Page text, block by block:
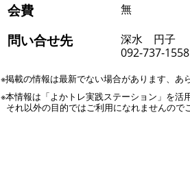
会費 無
問い合せ先
深水 円子
092-737-1558
※掲載の情報は最新でない場合があります、あ
※本情報は「よかトレ実践ステーション」を活
それ以外の目的ではご利用になれませんので